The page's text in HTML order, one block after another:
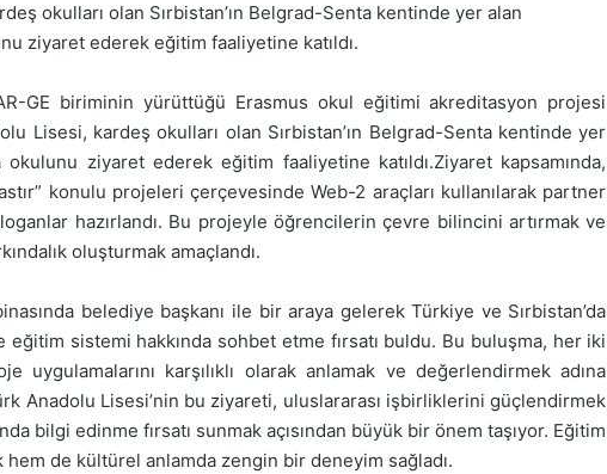
okulları olan Sırbistan’ın Belgrad-Senta kentinde yer alan
ziyaret ederek eğitim faaliyetine katıldı.
GE biriminin yürüttüğü Erasmus okul eğitimi akreditasyon projesi
Lisesi, kardeş okulları olan Sırbistan’ın Belgrad-Senta kentinde yer
ziyaret ederek eğitim faaliyetine katıldı.Ziyaret kapsamında,
konulu projeleri çerçevesinde Web-2 araçları kullanılarak partner
hazırlandı. Bu projeyle öğrencilerin çevre bilincini artırmak ve
oluşturmak amaçlandı.
belediye başkanı ile bir araya gelerek Türkiye ve Sırbistan’da
sistemi hakkında sohbet etme fırsatı buldu. Bu buluşma, her iki
karşılıklı olarak anlamak ve değerlendirmek adına
Anadolu Lisesi’nin bu ziyareti, uluslararası işbirliklerini güçlendirmek
bilgi edinme fırsatı sunmak açısından büyük bir önem taşıyor. Eğitim
de kültürel anlamda zengin bir deneyim sağladı.